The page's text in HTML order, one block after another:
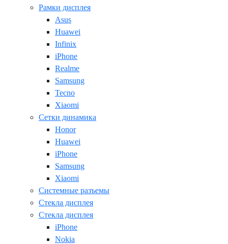
Рамки дисплея
Asus
Huawei
Infinix
iPhone
Realme
Samsung
Tecno
Xiaomi
Сетки динамика
Honor
Huawei
iPhone
Samsung
Xiaomi
Системные разъемы
Стекла дисплея
Стекла дисплея
iPhone
Nokia